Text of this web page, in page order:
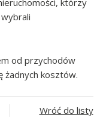
którzy
od przychodów
żadnych kosztów.
Wróć do listy